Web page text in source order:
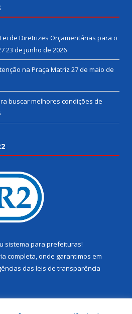
de Diretrizes Orçamentárias para o
23 de junho de 2026
na Praça Matriz 27 de maio de
buscar melhores condições de
sistema para prefeituras!
completa, onde garantimos em
das leis de transparência